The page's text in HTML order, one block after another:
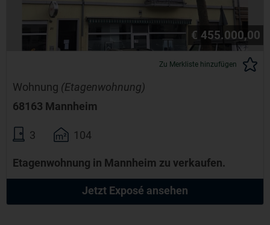
€ 455.000,00
Zu Merkliste hinzufügen
Wohnung (Etagenwohnung)
68163 Mannheim
3 104
Etagenwohnung in Mannheim zu verkaufen.
Jetzt Exposé ansehen